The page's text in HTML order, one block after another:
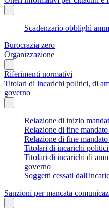
Scadenzario obblighi
Burocrazia zero
Organizzazione
Riferimenti normativi
Titolari di incarichi politici, di
governo
Relazione di inizio
Relazione di fine
Relazione di fine
Titolari di incarichi
Titolari di incarichi di
governo
Soggetti cessati
Sanzioni per mancata